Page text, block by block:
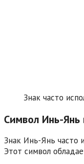
Знак часто
Символ Инь-Янь
Знак Инь-Янь часто
Этот символ